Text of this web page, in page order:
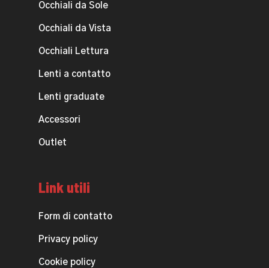
Occhiali da Sole
Occhiali da Vista
Occhiali Lettura
Lenti a contatto
Lenti graduate
Accessori
Outlet
Link utili
Form di contatto
Privacy policy
Cookie policy